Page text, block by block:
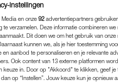
instellingen
en onze 92 advertentiepartners
te verzamelen. Deze informatie combineren
Dit doen we om het gebruik van
kunnen we, als je hier toestemming
en aanbod te personaliseren en je relevante
Ook content van 13 externe platformen
keuze in. Door op "Akkoord" te klikken, geef
op “Instellen”. Jouw keuze kun je opnieuw